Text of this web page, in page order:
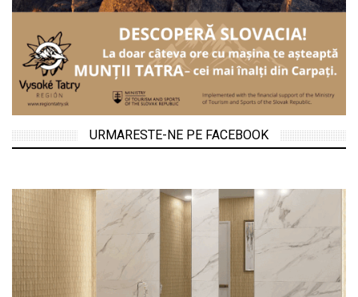
URMARESTE-NE PE FACEBOOK